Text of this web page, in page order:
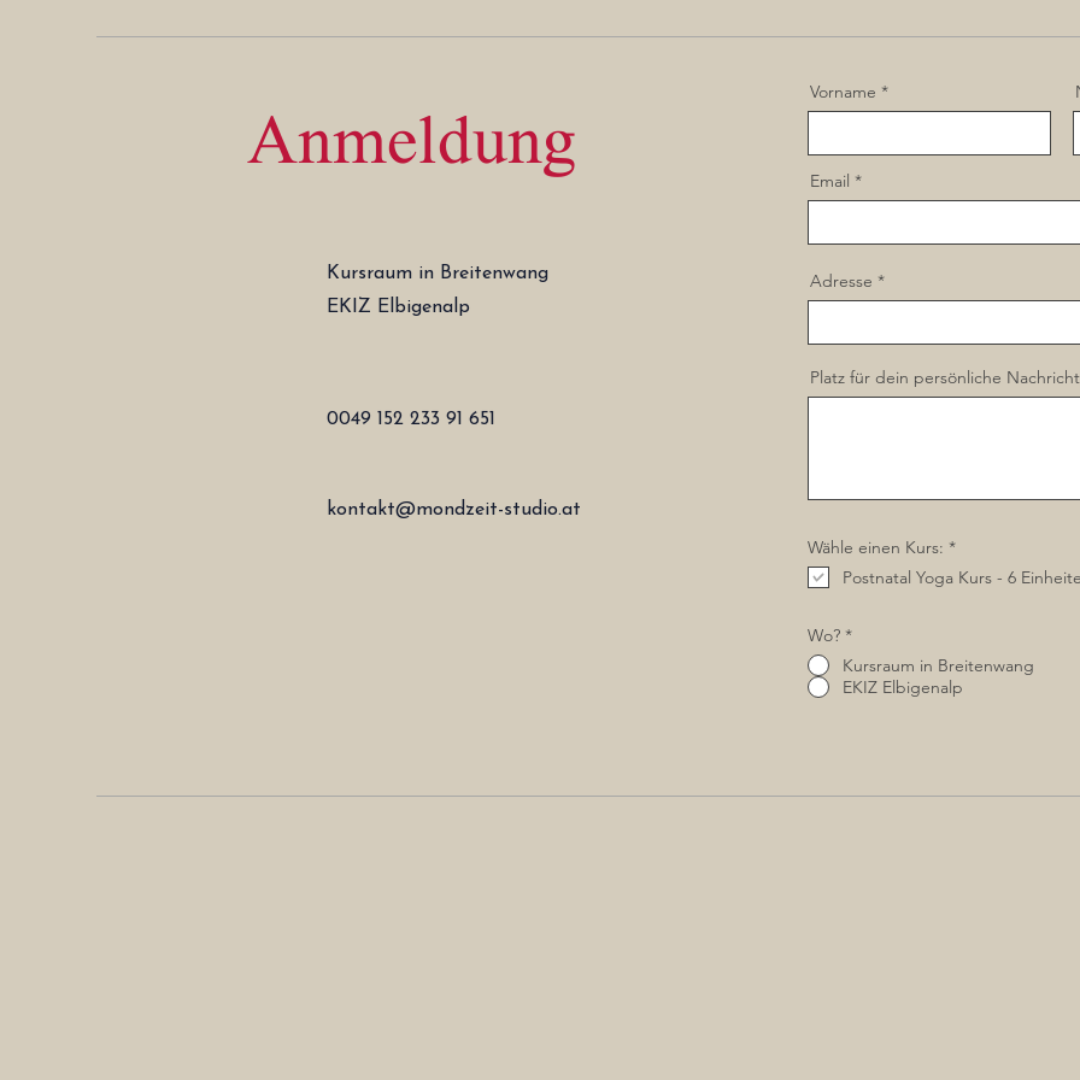
Anmeldung
Kursraum in Breitenwang
EKIZ Elbigenalp
0049 152 233 91 651
kontakt@mondzeit-studio.at
Vorname
Email
Adresse
Platz für dein persönliche Nachricht
Wähle einen Kurs: *P
f
e
l
Postnatal Yoga Kurs - 6
Wo? *
Kursraum in Breitenwang
EKIZ Elbigenalp